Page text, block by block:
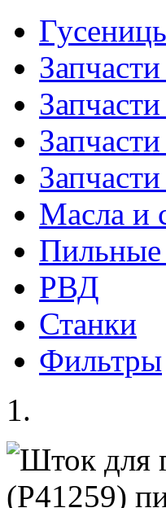
Масла и
РВД
Станки
Фильтры